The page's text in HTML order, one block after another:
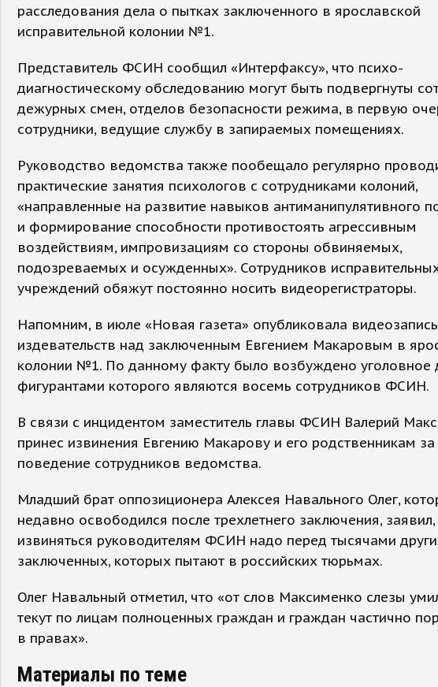
расследования дела о пытках заключенного в ярославской
исправительной колонии №1.
Представитель ФСИН сообщил «Интерфаксу», что психо-
диагностическому обследованию могут быть подвергнуты
дежурных смен, отделов безопасности режима, в первую
сотрудники, ведущие службу в запираемых помещениях.
Руководство ведомства также пообещало регулярно
практические занятия психологов с сотрудниками колоний,
«направленные на развитие навыков антиманипулятивного
и формирование способности противостоять агрессивным
воздействиям, импровизациям со стороны обвиняемых,
подозреваемых и осужденных». Сотрудников
учреждений обяжут постоянно носить видеорегистраторы.
Напомним, в июле «Новая газета» опубликовала видеозапись
издевательств над заключенным Евгением Макаровым в
колонии №1. По данному факту было возбуждено уголовное
фигурантами которого являются восемь сотрудников ФСИН.
В связи с инцидентом заместитель главы ФСИН Валерий
принес извинения Евгению Макарову и его родственникам за
поведение сотрудников ведомства.
Младший брат оппозиционера Алексея Навального Олег,
недавно освободился после трехлетнего заключения, заявил,
извиняться руководителям ФСИН надо перед тысячами
заключенных, которых пытают в российских тюрьмах.
Олег Навальный отметил, что «от слов Максименко слезы
текут по лицам полноценных граждан и граждан частично
в правах».
Материалы по теме